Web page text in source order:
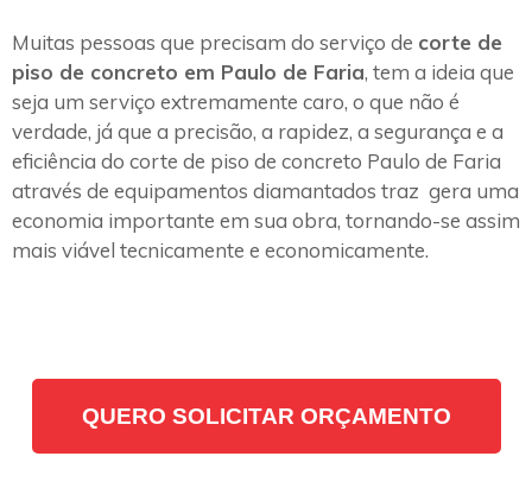
Muitas pessoas que precisam do serviço de corte de
piso de concreto em Paulo de Faria, tem a ideia que
seja um serviço extremamente caro, o que não é
verdade, já que a precisão, a rapidez, a segurança e a
eficiência do corte de piso de concreto Paulo de Faria
através de equipamentos diamantados traz gera uma
economia importante em sua obra, tornando-se assim
mais viável tecnicamente e economicamente.
QUERO SOLICITAR ORÇAMENTO